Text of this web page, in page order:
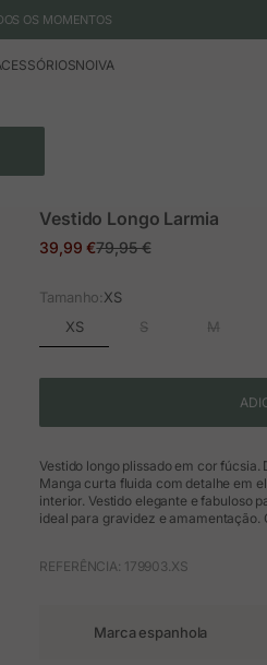
OS MOMENTOS
NOIVA
Vestido Longo Larmia
Preço em promoção
39,99 €Preço normal
79,95 €
Tamanho:XS
XS S M
Vestido longo plissado em cor
Manga curta fluida com detalhe em
interior. Vestido elegante e fabuloso
ideal para gravidez e amamentação.
REFERÊNCIA: 179903.XS
Marca espanhola